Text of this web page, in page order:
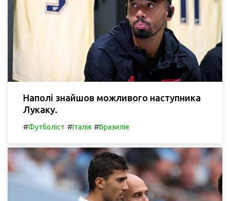
Наполі знайшов можливого наступника
Лукаку.
#Футболіст #Італія #Бразилія